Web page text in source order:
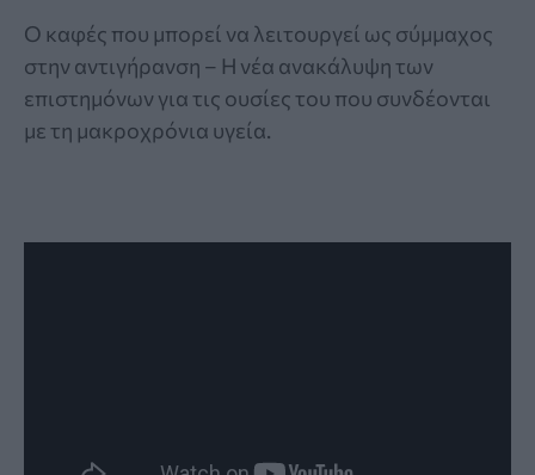
Ο καφές που μπορεί να λειτουργεί ως σύμμαχος
στην αντιγήρανση – Η νέα ανακάλυψη των
επιστημόνων για τις ουσίες του που συνδέονται
με τη μακροχρόνια υγεία.